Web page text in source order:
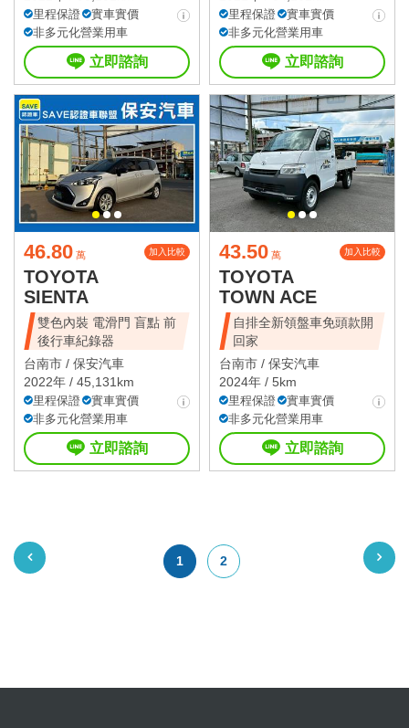
里程保證
實車實價
非多元化營業用車
立即諮詢
里程保證
實車實價
非多元化營業用車
立即諮詢
46.80 萬 加入比較
TOYOTA
SIENTA
雙色內裝 電滑門 盲點 前
後行車紀錄器
台南市 / 保安汽車
2022年 / 45,131km
里程保證
實車實價
非多元化營業用車
立即諮詢
43.50 萬 加入比較
TOYOTA
TOWN ACE
自排全新領盤車免頭款開
回家
台南市 / 保安汽車
2024年 / 5km
里程保證
實車實價
非多元化營業用車
立即諮詢
1 2